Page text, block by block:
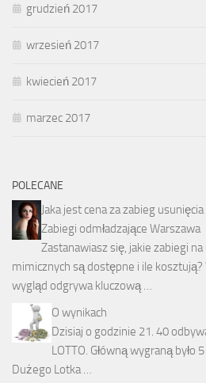
grudzień 2017
wrzesień 2017
kwiecień 2017
marzec 2017
POLECANE
Jaka jest cena za zabieg
Zabiegi odmładzające Warszawa
Zastanawiasz się, jakie zabiegi
mimicznych są dostępne i ile kosztują?
wygląd odgrywa kluczową …
O wynikach
Dzisiaj o godzinie 21. 40
LOTTO. Główną wygraną było
Dużego Lotka …